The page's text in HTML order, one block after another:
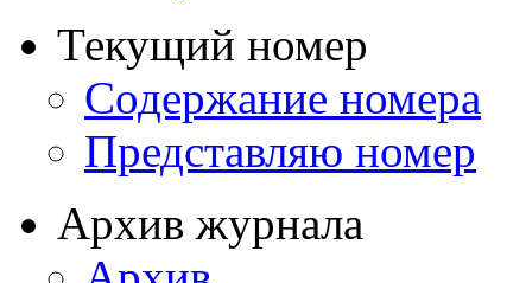
Текущий номер
Содержание номера
Представляю номер
Архив журнала